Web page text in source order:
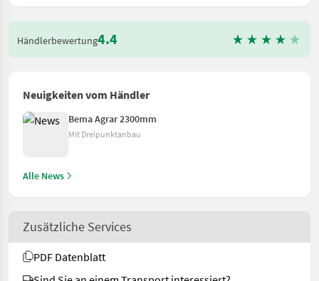
Händlerbewertung4.4
Neuigkeiten vom Händler
Bema Agrar 2300mm
Mit Dreipunktanbau
Alle News
Zusätzliche Services
PDF Datenblatt